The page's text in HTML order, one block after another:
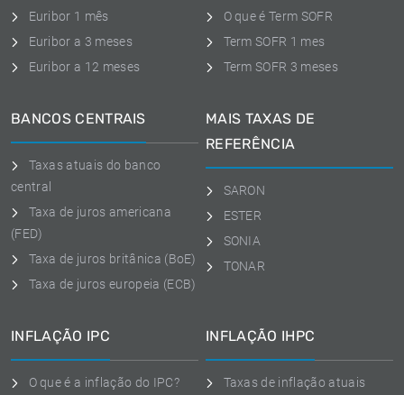
Euribor 1 mês
Euribor a 3 meses
Euribor a 12 meses
O que é Term SOFR
Term SOFR 1 mes
Term SOFR 3 meses
BANCOS CENTRAIS
Taxas atuais do banco
central
Taxa de juros americana
(FED)
Taxa de juros britânica (BoE)
Taxa de juros europeia (ECB)
MAIS TAXAS DE
REFERÊNCIA
SARON
ESTER
SONIA
TONAR
INFLAÇÃO IPC
O que é a inflação do IPC?
INFLAÇÃO IHPC
Taxas de inflação atuais